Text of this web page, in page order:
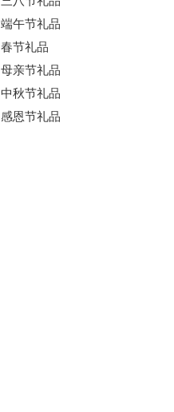
端午节礼品
春节礼品
母亲节礼品
中秋节礼品
感恩节礼品